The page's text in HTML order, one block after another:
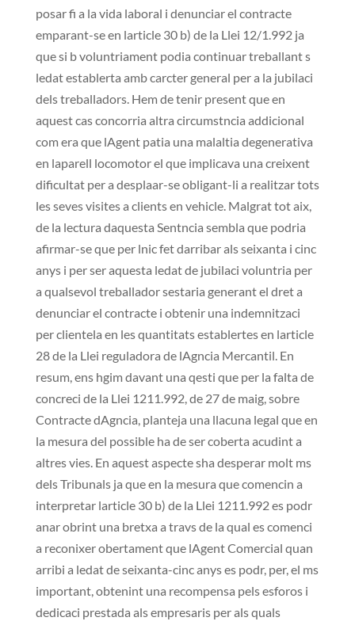
posar fi a la vida laboral i denunciar el contracte
emparant-se en larticle 30 b) de la Llei 12/1.992 ja
que si b voluntriament podia continuar treballant s
ledat establerta amb carcter general per a la jubilaci
dels treballadors. Hem de tenir present que en
aquest cas concorria altra circumstncia addicional
com era que lAgent patia una malaltia degenerativa
en laparell locomotor el que implicava una creixent
dificultat per a desplaar-se obligant-li a realitzar tots
les seves visites a clients en vehicle. Malgrat tot aix,
de la lectura daquesta Sentncia sembla que podria
afirmar-se que per lnic fet darribar als seixanta i cinc
anys i per ser aquesta ledat de jubilaci voluntria per
a qualsevol treballador sestaria generant el dret a
denunciar el contracte i obtenir una indemnitzaci
per clientela en les quantitats establertes en larticle
28 de la Llei reguladora de lAgncia Mercantil. En
resum, ens hgim davant una qesti que per la falta de
concreci de la Llei 1211.992, de 27 de maig, sobre
Contracte dAgncia, planteja una llacuna legal que en
la mesura del possible ha de ser coberta acudint a
altres vies. En aquest aspecte sha desperar molt ms
dels Tribunals ja que en la mesura que comencin a
interpretar larticle 30 b) de la Llei 1211.992 es podr
anar obrint una bretxa a travs de la qual es comenci
a reconixer obertament que lAgent Comercial quan
arribi a ledat de seixanta-cinc anys es podr, per, el ms
important, obtenint una recompensa pels esforos i
dedicaci prestada als empresaris per als quals